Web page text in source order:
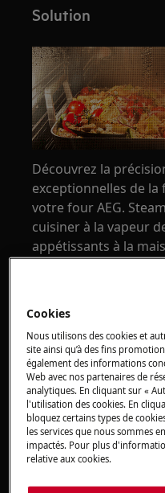
Solution
Découvrez la
exceptionnelles de
votre four AEG.
cuisiner à la vapeur
appétissants à la
Qu'est-ce que
devriez-vous
La plupart des gens
multiples avantages
cuisson à la vapeur
vitamines, les
contiendront moins
vous utiliserez moins
facilement
Cookies
Nous utilisons des cookies et
site ainsi qu’à des fins
également des informations
Web avec nos partenaires de
analytiques. En cliquant sur «
l'utilisation des cookies. En
bloquez certains types de
les services que nous sommes
impactés. Pour plus
relative aux cookies.